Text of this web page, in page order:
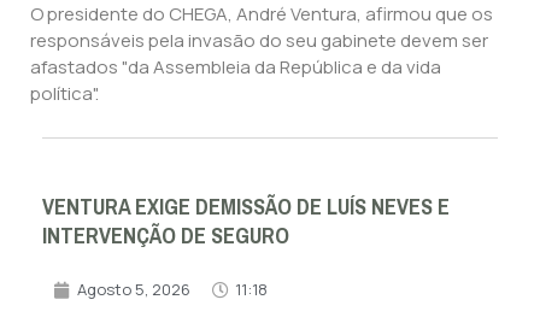
O presidente do CHEGA, André Ventura, afirmou que os
responsáveis pela invasão do seu gabinete devem ser
afastados "da Assembleia da República e da vida
política".
VENTURA EXIGE DEMISSÃO DE LUÍS NEVES E
INTERVENÇÃO DE SEGURO
Agosto 5, 2026 11:18